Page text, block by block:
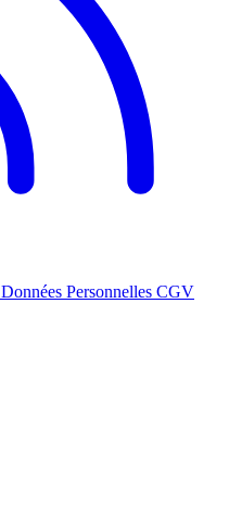
Données Personnelles CGV